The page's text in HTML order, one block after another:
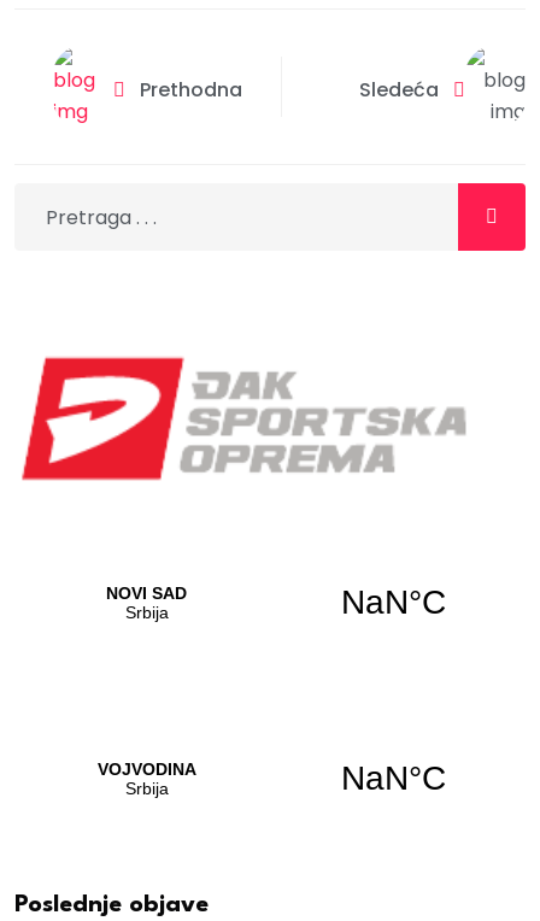
Prethodna Sledeća
Poslednje objave